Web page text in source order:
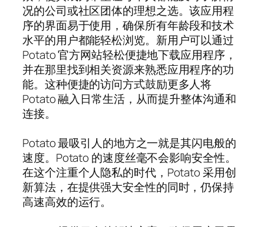
况的公司或社区团体的理想之选。该应用程
序的界面易于使用，确保所有年龄段和技术
水平的用户都能轻松浏览。新用户可以通过
Potato 官方网站轻松便捷地下载应用程序，
并在那里找到相关资源来熟悉应用程序的功
能。这种便捷的访问方式鼓励更多人将
Potato 融入日常生活，从而提升整体沟通和
连接。
Potato 最吸引人的地方之一就是其闪电般的
速度。Potato 的速度丝毫不会影响安全性。
在这个注重个人隐私的时代，Potato 采用创
新算法，在提供强大安全性的同时，仍保持
高速高效的运行。